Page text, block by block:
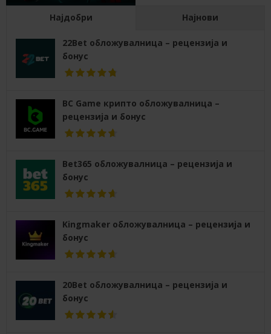
Најдобри Најнови
22Bet обложувалница – рецензија и
бонус
BC Game крипто обложувалница –
рецензија и бонус
Bet365 обложувалница – рецензија и
бонус
Kingmaker обложувалница – рецензија и
бонус
20Bet обложувалница – рецензија и
бонус